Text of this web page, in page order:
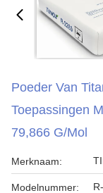
Poeder Van
Toepassingen
79,866 G/mol
Merknaam:
Modelnummer: